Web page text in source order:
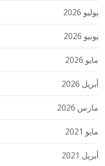
يوليو 2026
يونيو 2026
مايو 2026
أبريل 2026
مارس 2026
مايو 2021
أبريل 2021